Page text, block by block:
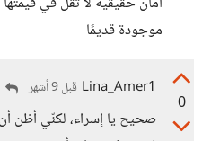
موجودة قديمًا
0
Lina_Amer1 قبل 9 أشهر
صحيح يا إسراء، لكنّي أظن